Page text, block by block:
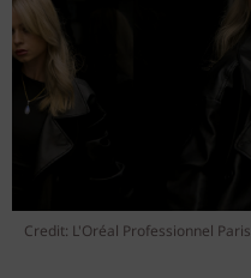
Credit: L'Oréal Professionnel Paris